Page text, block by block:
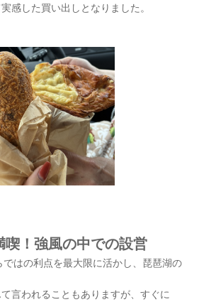
感した買い出しとなりました。
喫！強風の中での設営
はの利点を最大限に活かし、琵琶湖の
言われることもありますが、すぐに